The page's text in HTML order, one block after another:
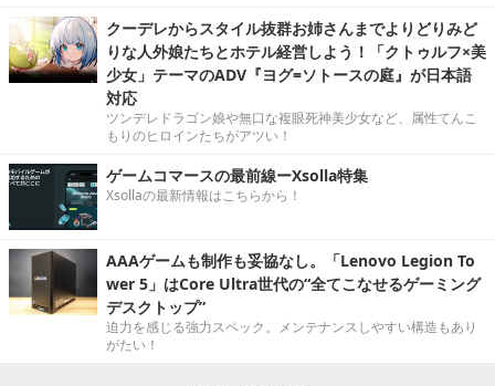
クーデレからスタイル抜群お姉さんまでよりどりみど
りな人外娘たちとホテル経営しよう！「クトゥルフ×美
少女」テーマのADV『ヨグ=ソトースの庭』が日本語
対応
ツンデレドラゴン娘や無口な複眼死神美少女など、属性てんこ
もりのヒロインたちがアツい！
ゲームコマースの最前線ーXsolla特集
Xsollaの最新情報はこちらから！
AAAゲームも制作も妥協なし。「Lenovo Legion To
wer 5」はCore Ultra世代の“全てこなせるゲーミング
デスクトップ”
迫力を感じる強力スペック。メンテナンスしやすい構造もあり
がたい！